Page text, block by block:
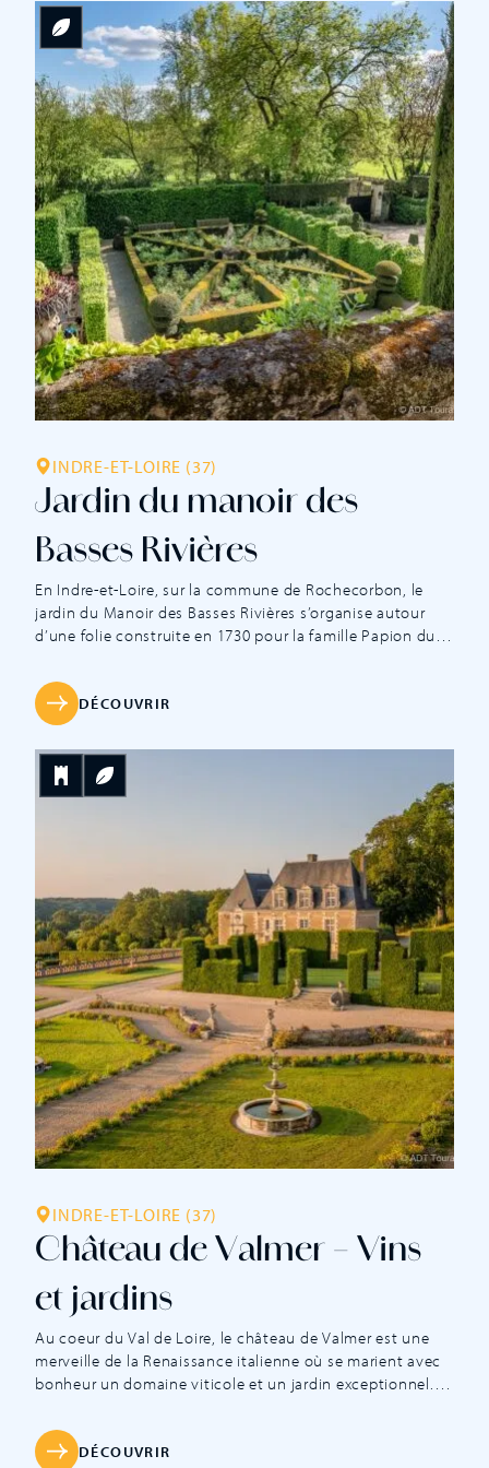
probablement construit au cours du XIIIe siècle, époque à
laquelle ce fief appartient au chevalier Guillaume du
Plessis. Les propriétaires se succèdent ensuite sans
grande continuité, dont certains se lient au pouvoir royal.
Tel est le cas d’Émery Lopin, […]
INDRE-ET-LOIRE (37)
Jardin du manoir des
Basses Rivières
En Indre-et-Loire, sur la commune de Rochecorbon, le
jardin du Manoir des Basses Rivières s’organise autour
d’une folie construite en 1730 pour la famille Papion du
producteurs de vin, par l’architecte tourangeau Pierre
Meusnier, élève du célèbre Gabriel et futur architecte des
Ouvrages du Roy. Ce très élégant […]
DÉCOUVRIR
INDRE-ET-LOIRE (37)
Château de Valmer – Vins
et jardins
Au coeur du Val de Loire, le château de Valmer est une
merveille de la Renaissance italienne où se marient avec
bonheur un domaine viticole et un jardin exceptionnel.
sont dans l’enceinte historique du parc clos de murs. Les
longues caves de tuffeau voient vieillir les grands vins de
DÉCOUVRIR